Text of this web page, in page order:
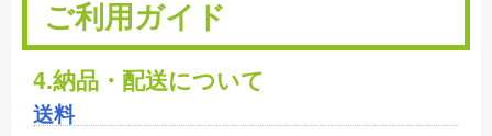
ご利用ガイド
4.納品・配送について
送料